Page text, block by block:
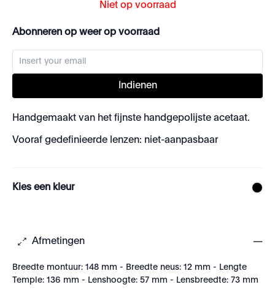
Niet op voorraad
Abonneren op weer op voorraad
Indienen
Handgemaakt van het fijnste handgepolijste acetaat.
Vooraf gedefinieerde lenzen: niet-aanpasbaar
Kies een kleur
Afmetingen
Breedte montuur: 148 mm - Breedte neus: 12 mm - Lengte
Temple: 136 mm - Lenshoogte: 57 mm - Lensbreedte: 73 mm